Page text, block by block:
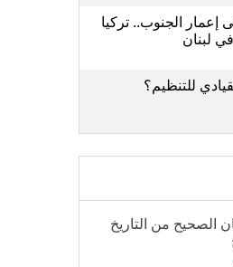
الجنوب.. تركيا
لبنان
للتنظيم؟
الصحيح من التاريخ